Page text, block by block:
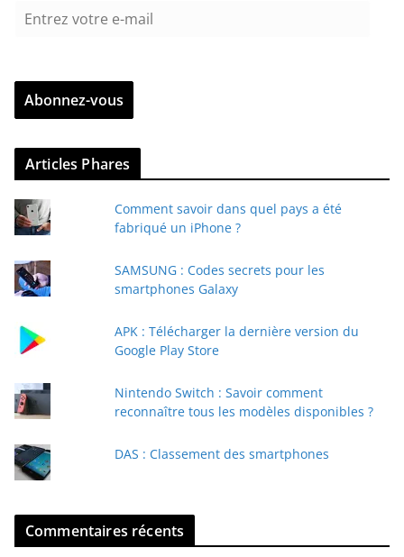
r
z
v
r
e
e
-
a
Abonnez-vous
Articles Phares
Comment savoir dans quel pays a été
fabriqué un iPhone ?
SAMSUNG : Codes secrets pour les
smartphones Galaxy
APK : Télécharger la dernière version du
Google Play Store
Nintendo Switch : Savoir comment
reconnaître tous les modèles disponibles ?
DAS : Classement des smartphones
Commentaires récents